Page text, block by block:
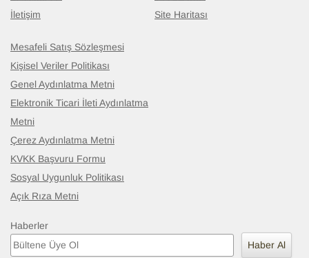
İletişim
Site Haritası
Mesafeli Satış Sözleşmesi
Kişisel Veriler Politikası
Genel Aydınlatma Metni
Elektronik Ticari İleti Aydınlatma
Metni
Çerez Aydınlatma Metni
KVKK Başvuru Formu
Sosyal Uygunluk Politikası
Açık Rıza Metni
Haberler
Haber Al